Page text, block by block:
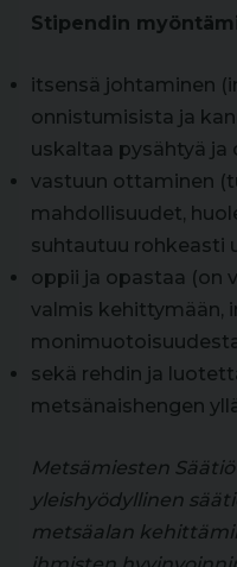
Stipendin
itsensä johtaminen
onnistumisista ja
uskaltaa pysähtyä ja
vastuun ottaminen
mahdollisuudet,
suhtautuu rohkeasti
oppii ja opastaa (on
valmis kehittymään,
sekä rehdin ja
metsänaishengen
Metsämiesten
yleishyödyllinen
metsäalan